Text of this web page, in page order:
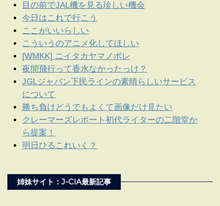
目の前でJAL機を見る珍しい機会
今日はこれで行こう
ここがいいらしい
こういうのアニメ化してほしい
[WMKK] ニイタカヤマノボレ
夜間飛行って香水なかったっけ？
JGLジャパン下民ラインの素晴らしいサービス
について
勝ち負けどうでもよくて画像だけ見たい
クレーマーズレポート初代ライターの二階堂か
ら提案！
明日ひるこれいく？
姉妹サイト：J-CIA最新記事